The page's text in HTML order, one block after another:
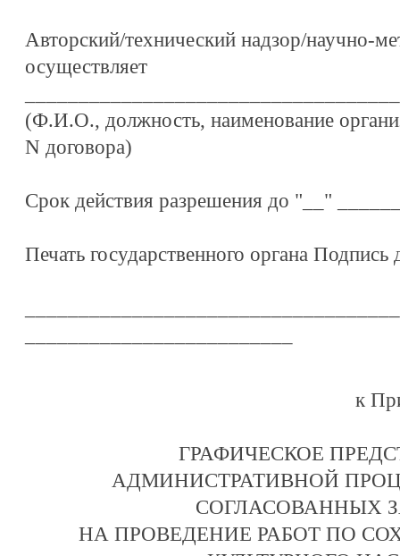
Авторский/технический надзор/научно-
осуществляет
(Ф.И.О., должность, наименование
N договора)
Срок действия разрешения до "__"
Печать государственного органа
к
ГРАФИЧЕСКОЕ
АДМИНИСТРАТИВНОЙ
СОГЛАСОВАННЫХ
НА ПРОВЕДЕНИЕ РАБОТ ПО